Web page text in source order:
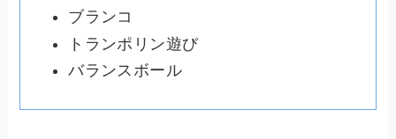
ブランコ
トランポリン遊び
バランスボール